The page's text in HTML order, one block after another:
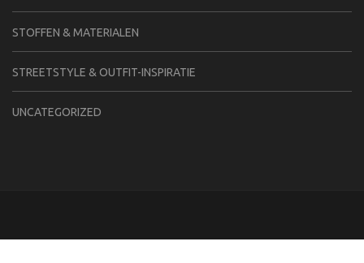
STOFFEN & MATERIALEN
STREETSTYLE & OUTFIT-INSPIRATIE
UNCATEGORIZED